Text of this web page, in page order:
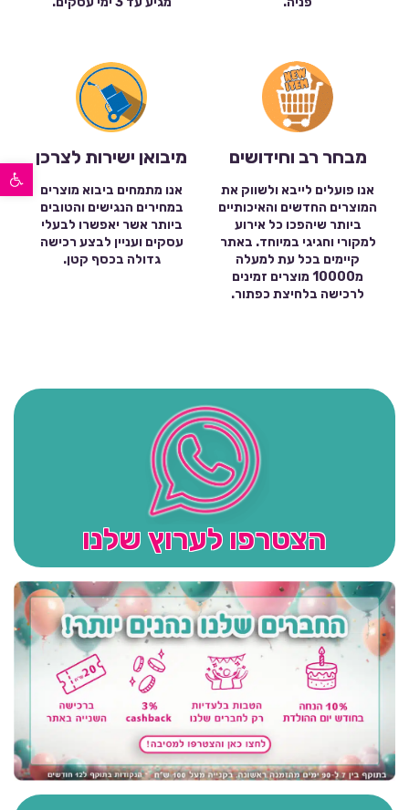
פתח סרגל נגישות מבחר רב וחידושים
אנו פועלים לייבא ולשווק את
המוצרים החדשים והאיכותיים
ביותר שיהפכו כל אירוע
למקורי וחגיגי במיוחד. באתר
קיימים בכל עת למעלה
מ10000 מוצרים זמינים
לרכישה בלחיצת כפתור.
מיבואן ישירות לצרכן
אנו מתמחים ביבוא מוצרים
במחירים הנגישים והטובים
ביותר אשר יאפשרו לבעלי
עסקים ועניין לבצע רכישה
גדולה בכסף קטן.
הצטרפו לערוץ שלנו